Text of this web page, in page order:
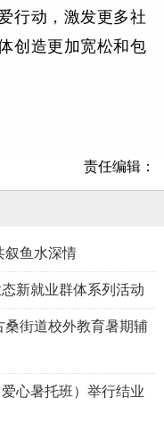
行动，激发更多社
创造更加宽松和包
责任编辑：
叙鱼水深情
新就业群体系列活动
街道校外教育暑期辅
心暑托班）举行结业